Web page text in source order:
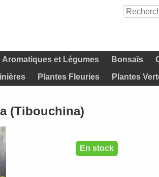
Aromatiques et Légumes Bonsaïs
Plantes Fleuries Plantes
(Tibouchina)
En stock